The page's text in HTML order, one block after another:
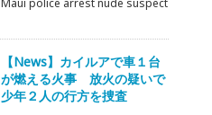
Maui police arrest nude suspect
【News】カイルアで車１台
が燃える火事 放火の疑いで
少年２人の行方を捜査